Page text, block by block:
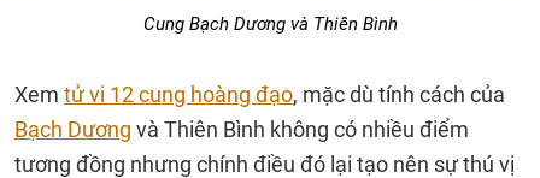
Cung Bạch Dương và Thiên Bình
Xem tử vi 12 cung hoàng đạo, mặc dù tính cách của
Bạch Dương và Thiên Bình không có nhiều điểm
tương đồng nhưng chính điều đó lại tạo nên sự thú vị